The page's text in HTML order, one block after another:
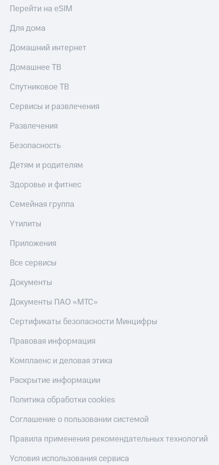
Перейти на eSIM
Для дома
Домашний интернет
Домашнее ТВ
Спутниковое ТВ
Сервисы и развлечения
Развлечения
Безопасность
Детям и родителям
Здоровье и фитнес
Семейная группа
Утилиты
Приложения
Все сервисы
Документы
Документы ПАО «МТС»
Сертификаты безопасности Минцифры
Правовая информация
Комплаенс и деловая этика
Раскрытие информации
Политика обработки cookies
Соглашение о пользовании системой
Правила применения рекомендательных технологий
Условия использования сервиса